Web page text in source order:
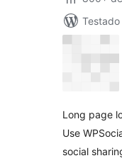
Long page
Use
social